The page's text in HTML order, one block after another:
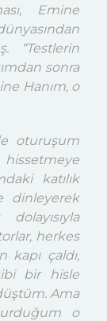
Emine
“Testlerin
sonra
Hanım, o
oturuşum
katılık
dinleyerek
herkes
kapı çaldı,
bir hisle
Ama
o